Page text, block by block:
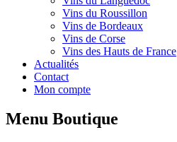
Vins du Roussillon
Vins de Bordeaux
Vins de Corse
Vins des Hauts de France
Actualités
Contact
Mon compte
Menu Boutique